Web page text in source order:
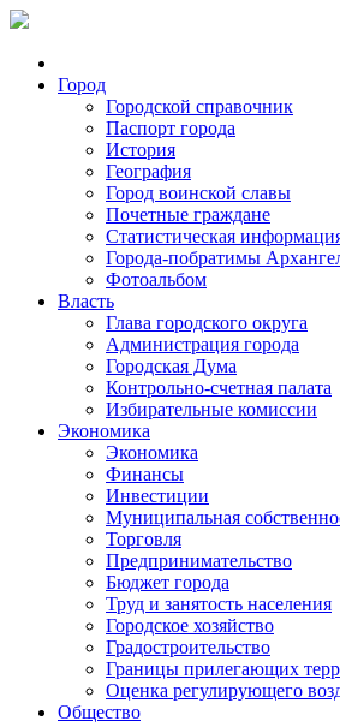
Город
Городской справочник
Паспорт города
История
География
Город воинской славы
Почетные граждане
Статистическая
Города-побратимы
Фотоальбом
Власть
Глава городского округа
Администрация города
Городская Дума
Контрольно-счетная палата
Избирательные комиссии
Экономика
Экономика
Финансы
Инвестиции
Муниципальная
Торговля
Предпринимательство
Бюджет города
Труд и занятость населения
Городское хозяйство
Градостроительство
Границы прилегающих
Оценка регулирующего
Общество